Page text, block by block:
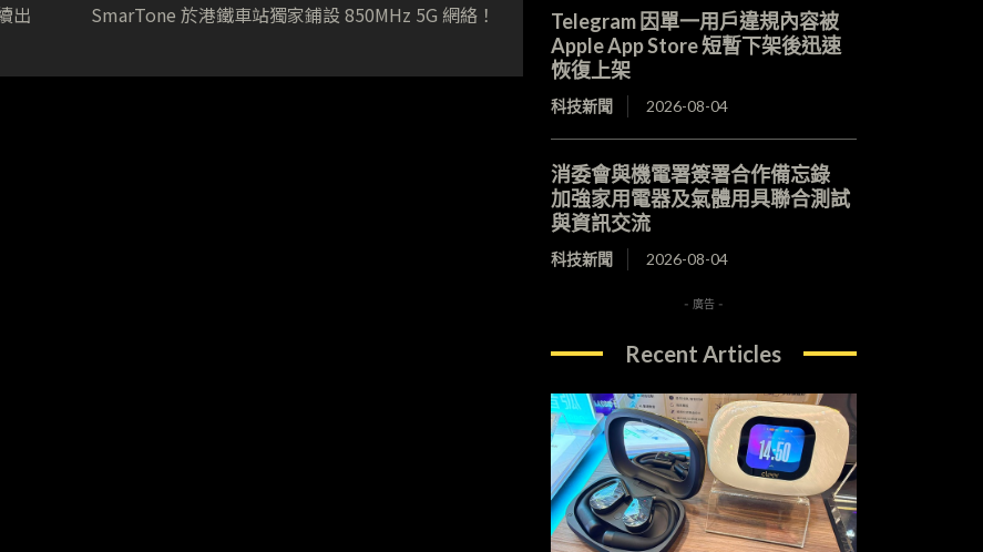
出
SmarTone 於港鐵車站獨家鋪設 850MHz 5G 網絡！
Telegram 因單一用戶違規內容被
Apple App Store 短暫下架後迅速
恢復上架
科技新聞 2026-08-04
消委會與機電署簽署合作備忘錄
加強家用電器及氣體用具聯合測試
與資訊交流
科技新聞 2026-08-04
- 廣告 -
Recent Articles